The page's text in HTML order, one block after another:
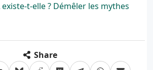
t-elle ? Démêler les mythes
Share